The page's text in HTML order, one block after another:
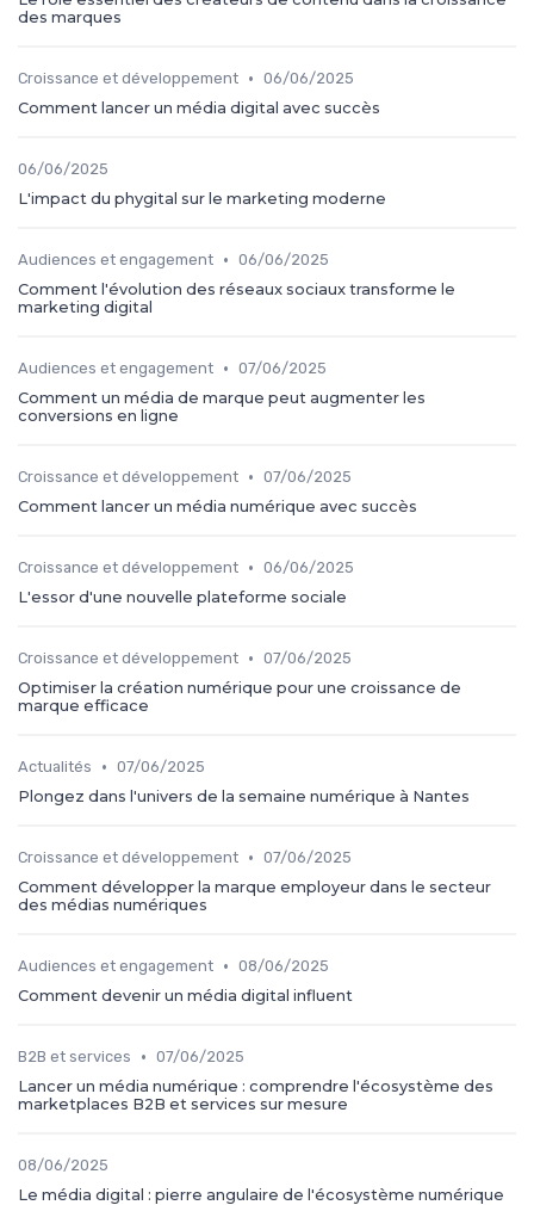
des marques
Croissance et développement • 06/06/2025
Comment lancer un média digital avec succès
06/06/2025
L'impact du phygital sur le marketing moderne
Audiences et engagement • 06/06/2025
Comment l'évolution des réseaux sociaux transforme le
marketing digital
Audiences et engagement • 07/06/2025
Comment un média de marque peut augmenter les
conversions en ligne
Croissance et développement • 07/06/2025
Comment lancer un média numérique avec succès
Croissance et développement • 06/06/2025
L'essor d'une nouvelle plateforme sociale
Croissance et développement • 07/06/2025
Optimiser la création numérique pour une croissance de
marque efficace
Actualités • 07/06/2025
Plongez dans l'univers de la semaine numérique à Nantes
Croissance et développement • 07/06/2025
Comment développer la marque employeur dans le secteur
des médias numériques
Audiences et engagement • 08/06/2025
Comment devenir un média digital influent
B2B et services • 07/06/2025
Lancer un média numérique : comprendre l'écosystème des
marketplaces B2B et services sur mesure
08/06/2025
Le média digital : pierre angulaire de l'écosystème numérique